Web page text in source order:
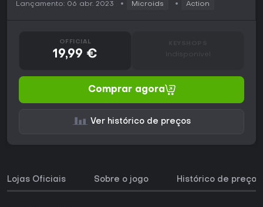
Lançamento: 06 abr. 2023 Microids Action
OFFICIAL
19,99 € Indisponível
Comprar agora
Ver histórico de preços
Lojas Oficiais Sobre o jogo Histórico de preços